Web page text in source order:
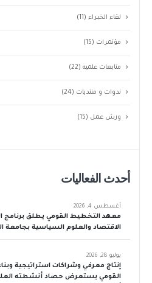
لقاء الخبراء(11)
مؤتمرات (15)
متابعات علميه(22)
ندوات و منتديات (24)
ورش عمل (15)
أحدث الفعاليات
معهد التخطيط القومي يطلق برنامج
الاقتصاد والعلوم السياسية بجامعة
أغسطس 4, 2026
إنتاج معرفي وشراكات استراتيجية
القومي يستعرض حصاد أنشطته
يوليو 28, 2026